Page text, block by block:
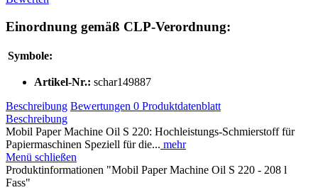
Einordnung gemäß CLP-Verordnung:
Symbole:
Artikel-Nr.: schar149887
Beschreibung Bewertungen 0 Produktdatenblatt
Beschreibung
Mobil Paper Machine Oil S 220: Hochleistungs-Schmierstoff für
Papiermaschinen Speziell für die... mehr
Menü schließen
Produktinformationen "Mobil Paper Machine Oil S 220 - 208 l
Fass"